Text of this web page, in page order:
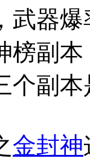
武器
榜副
个副
金封神